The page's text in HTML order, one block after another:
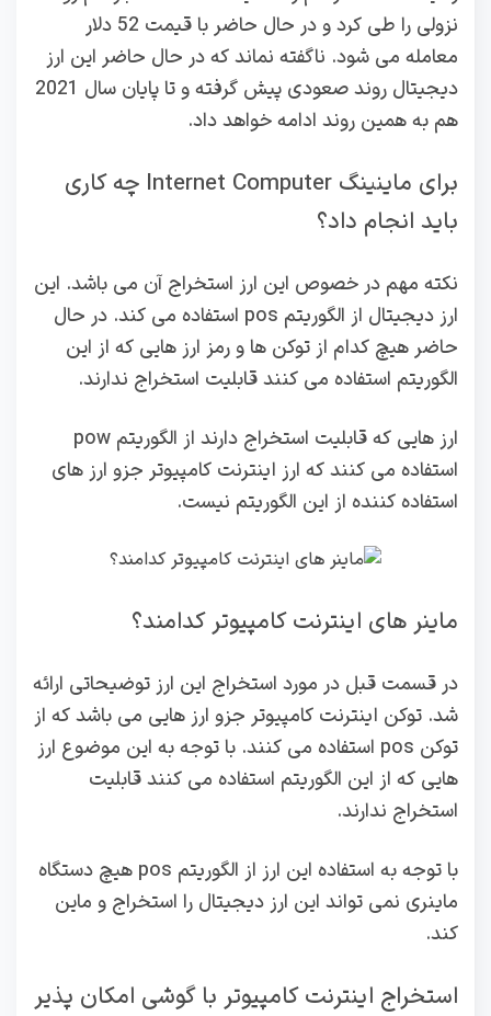
نزولی را طی کرد و در حال حاضر با قیمت 52 دلار
معامله می شود. ناگفته نماند که در حال حاضر این ارز
دیجیتال روند صعودی پیش گرفته و تا پایان سال 2021
هم به همین روند ادامه خواهد داد.
برای ماینینگ Internet Computer چه کاری
باید انجام داد؟
نکته مهم در خصوص این ارز استخراج آن می باشد. این
ارز دیجیتال از الگوریتم pos استفاده می کند. در حال
حاضر هیچ کدام از توکن ها و رمز ارز هایی که از این
الگوریتم استفاده می کنند قابلیت استخراج ندارند.
ارز هایی که قابلیت استخراج دارند از الگوریتم pow
استفاده می کنند که ارز اینترنت کامپیوتر جزو ارز های
استفاده کننده از این الگوریتم نیست.
ماینر های اینترنت کامپیوتر کدامند؟
در قسمت قبل در مورد استخراج این ارز توضیحاتی ارائه
شد. توکن اینترنت کامپیوتر جزو ارز هایی می باشد که از
توکن pos استفاده می کنند. با توجه به این موضوع ارز
هایی که از این الگوریتم استفاده می کنند قابلیت
استخراج ندارند.
با توجه به استفاده این ارز از الگوریتم pos هیچ دستگاه
ماینری نمی تواند این ارز دیجیتال را استخراج و ماین
کند.
استخراج اینترنت کامپیوتر با گوشی امکان پذیر